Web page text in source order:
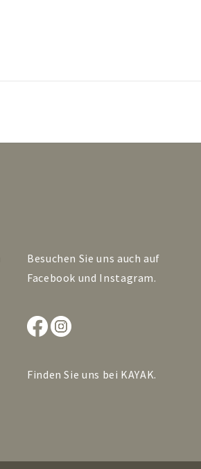
Besuchen Sie uns auch auf
Facebook und Instagram.
Finden Sie uns bei KAYAK.